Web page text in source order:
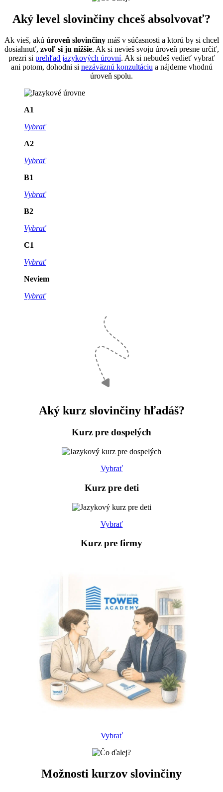
Aký level slovinčiny chceš absolvovať?
Ak vieš, akú úroveň slovinčinymáš v súčasnosti a ktorú by si chcel
dosiahnuť, zvoľ si ju nižšie. Ak si nevieš svoju úroveň presne určiť,
prezri si prehľad jazykových úrovní. Ak si nebudeš vedieť vybrať
ani potom, dohodni si nezáväznú konzultáciu a nájdeme vhodnú
úroveň spolu.
A1
Vybrať
A2
Vybrať
B1
Vybrať
B2
Vybrať
C1
Vybrať
Neviem
Vybrať
Aký kurz slovinčiny hľadáš?
Kurz pre dospelých
Vybrať
Kurz pre deti
Vybrať
Kurz pre firmy
Vybrať
Možnosti kurzov slovinčiny